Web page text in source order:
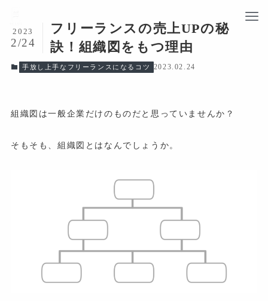
フリーランスの売上UPの秘
訣！組織図をもつ理由
2023
2/24
手放し上手なフリーランスになるコツ 2023.02.24
組織図は一般企業だけのものだと思っていませんか？
そもそも、組織図とはなんでしょうか。